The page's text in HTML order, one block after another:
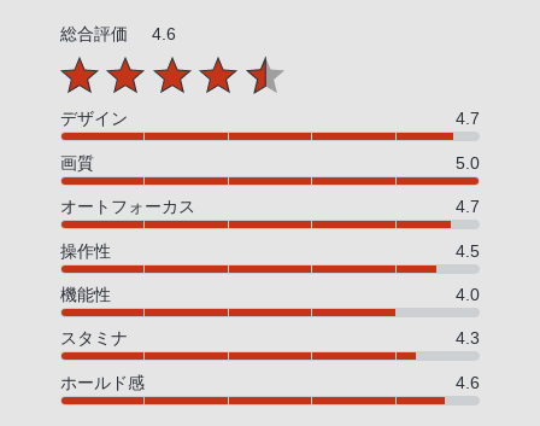
総合評価 4.6
デザイン 4.7
画質 5.0
オートフォーカス 4.7
操作性 4.5
機能性 4.0
スタミナ 4.3
ホールド感 4.6